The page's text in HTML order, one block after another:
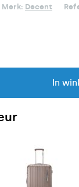
Merk: Decent
In